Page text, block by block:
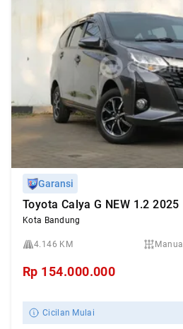
Garansi
Toyota Calya G NEW 1.2 2025
Kota Bandung
4.146 KM Manual
Rp 154.000.000
Cicilan Mulai